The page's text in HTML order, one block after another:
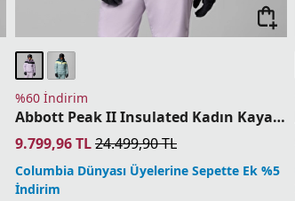
%60 İndirim
Abbott Peak II Insulated Kadın Kayak Montu
9.799,96TL24.499,90TL
Columbia Dünyası Üyelerine Sepette Ek %5
İndirim